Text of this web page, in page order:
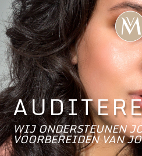
WIJ ONDERSTEUNEN
VOORBEREIDEN VAN